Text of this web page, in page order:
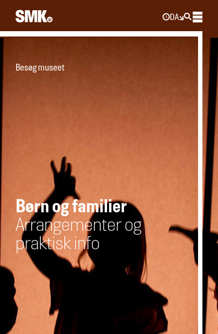
DA
Besøg museet
Børn og familier
Arrangementer og
praktisk info